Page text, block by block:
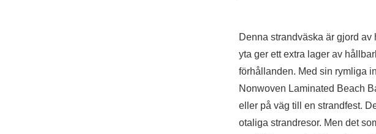
Denna strandväska är gjord
yta ger ett extra lager av
förhållanden. Med sin rymliga
Nonwoven Laminated Beach
eller på väg till en strandfest.
otaliga strandresor. Men det